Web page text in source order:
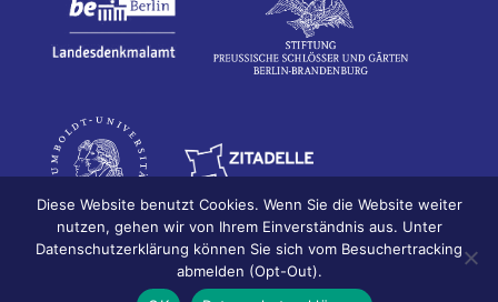
Bildhauerei in Berlin
Impressum
Datenschutz
Diese Website benutzt Cookies. Wenn Sie die Website weiter
nutzen, gehen wir von Ihrem Einverständnis aus. Unter
Datenschutzerklärung können Sie sich vom Besuchertracking
abmelden (Opt-Out).